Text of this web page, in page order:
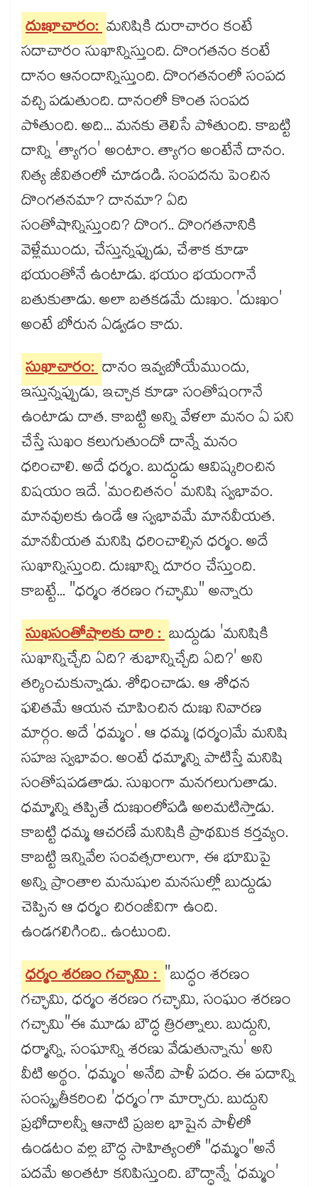
దుఃఖాచారం:మనిషికి దురాచారం కంటే
సదాచారం సుఖాన్నిస్తుంది. దొంగతనం కంటే
దానం ఆనందాన్నిస్తుంది. దొంగతనంలో సంపద
వచ్చి పడుతుంది. దానంలో కొంత సంపద
పోతుంది. అది... మనకు తెలిసే పోతుంది. కాబట్టి
దాన్ని 'త్యాగం' అంటాం. త్యాగం అంటేనే దానం.
నిత్య జీవితంలో చూడండి. సంపదను పెంచిన
దొంగతనమా? దానమా? ఏది
సంతోషాన్నిస్తుంది? దొంగ.. దొంగతనానికి
వెళ్లేముందు, చేస్తున్నప్పుడు, చేశాక కూడా
భయంతోనే ఉంటాడు. భయం భయంగానే
బతుకుతాడు. అలా బతకడమే దుఃఖం. 'దుఃఖం'
అంటే బోరున ఏడ్వడం కాదు.
సుఖాచారం:దానం ఇవ్వబోయేముందు,
ఇస్తున్నప్పుడు, ఇచ్చాక కూడా సంతోషంగానే
ఉంటాడు దాత. కాబట్టి అన్ని వేళలా మనం ఏ పని
చేస్తే సుఖం కలుగుతుందో దాన్నే మనం
ధరించాలి. అదే ధర్మం. బుద్ధుడు ఆవిష్కరించిన
విషయం ఇదే. 'మంచితనం' మనిషి స్వభావం.
మానవులకు ఉండే ఆ స్వభావమే మానవీయత.
మానవీయత మనిషి ధరించాల్సిన ధర్మం. అదే
సుఖాన్నిస్తుంది. దుఃఖాన్ని దూరం చేస్తుంది.
కాబట్టే... "ధర్మం శరణం గచ్ఛామి" అన్నారు
సుఖసంతోషాలకు దారి :బుద్దుడు 'మనిషికి
సుఖాన్నిచ్చేది ఏది? శుభాన్నిచ్చేది ఏది?' అని
తర్కించుకున్నాడు. శోధించాడు. ఆ శోధన
ఫలితమే ఆయన చూపించిన దుఃఖ నివారణ
మార్గం. అదే 'ధమ్మం'. ఆ ధమ్మ (ధర్మం)మే మనిషి
సహజ స్వభావం. అంటే ధమ్మాన్ని పాటిస్తే మనిషి
సంతోషపడతాడు. సుఖంగా మనగలుగుతాడు.
ధమ్మాన్ని తప్పితే దుఃఖంలోపడి అలమటిస్తాడు.
కాబట్టి ధమ్మ ఆచరణే మనిషికి ప్రాథమిక కర్తవ్యం.
కాబట్టి ఇన్నివేల సంవత్సరాలుగా, ఈ భూమిపై
అన్ని ప్రాంతాల మనుషుల మనసుల్లో బుద్దుడు
చెప్పిన ఆ ధర్మం చిరంజీవిగా ఉంది.
ఉండగలిగింది.. ఉంటుంది.
ధర్మం శరణం గచ్చామి :"బుద్ధం శరణం
గచ్ఛామి, ధర్మం శరణం గచ్ఛామి, సంఘం శరణం
గచ్చామి"ఈ మూడు బౌద్ధ త్రిరత్నాలు. బుద్దుని,
ధర్మాన్ని, సంఘాన్ని శరణు వేడుతున్నాను' అని
వీటి అర్థం. 'ధమ్మం' అనేది పాళీ పదం. ఈ పదాన్ని
సంస్కృతీకరించి 'ధర్మం'గా మార్చారు. బుద్దుని
ప్రభోదాలన్నీ ఆనాటి ప్రజల భాషైన పాళీలో
ఉండటం వల్ల బౌద్ధ సాహిత్యంలో "ధమ్మం"అనే
పదమే అంతటా కనిపిస్తుంది. బౌద్ధాన్నే 'ధమ్మం'